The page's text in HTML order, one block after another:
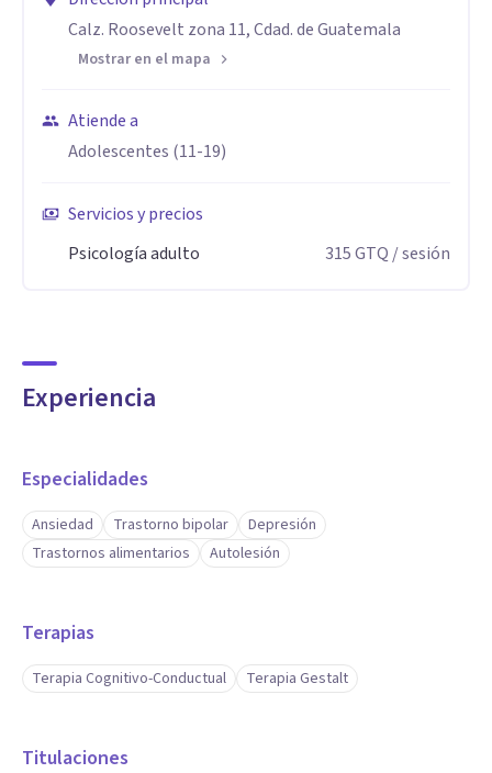
Calz. Roosevelt zona 11, Cdad. de Guatemala
Mostrar en el mapa
Atiende a
Adolescentes (11-19)
Servicios y precios
Psicología adulto
315GTQ / sesión
Experiencia
Especialidades
Ansiedad Trastorno bipolar
Depresión
Trastornos alimentarios
Autolesión
Terapias
Terapia Cognitivo-Conductual Terapia Gestalt
Titulaciones